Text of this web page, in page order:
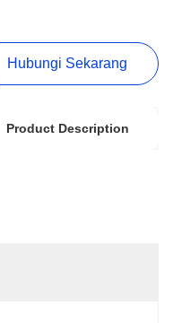
Hubungi Sekarang
Product Description